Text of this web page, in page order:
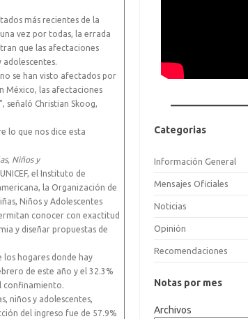
más recientes de la
vez por todas, la errada
que las afectaciones
adolescentes.
se han visto afectados por
México, las afectaciones
señaló Christian Skoog,
lo que nos dice esta
Niños y
el Instituto de
la Organización de
Niños y Adolescentes
conocer con exactitud
y diseñar propuestas de
los hogares donde hay
de este año y el 32.3%
confinamiento.
niños y adolescentes,
del ingreso fue de 57.9%
Categorias
Información General
Mensajes Oficiales
Noticias
Opinión
Recomendaciones
Notas por mes
Archivos